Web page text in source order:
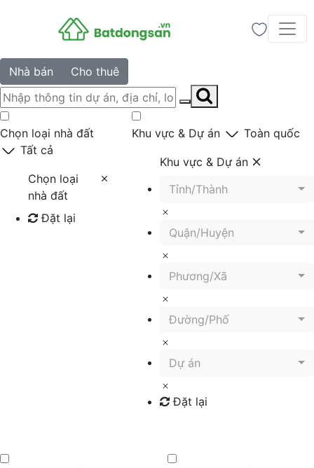
Nhà bán Cho thuê
Chọn loại nhà đất
Tất cả
Chọn loại
nhà đất
Đặt lại
Khu vực & Dự án Toàn quốc
Khu vực & Dự án
Tỉnh/Thành
Quận/Huyện
Phương/Xã
Đường/Phố
Dự án
Đặt lại